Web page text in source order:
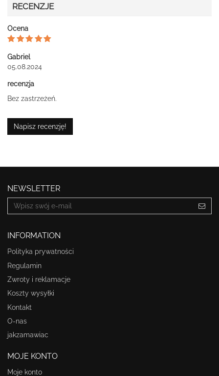
RECENZJE
Ocena
Gabriel
05.08.2024
recenzja
Bez zastrzeżeń.
Napisz recenzję!
NEWSLETTER
INFORMATION
Polityka prywatności
Regulamin
Zwroty i reklamacje
Koszty wysyłki
Kontakt
O-nas
jakzamawiac
MOJE KONTO
Moje konto